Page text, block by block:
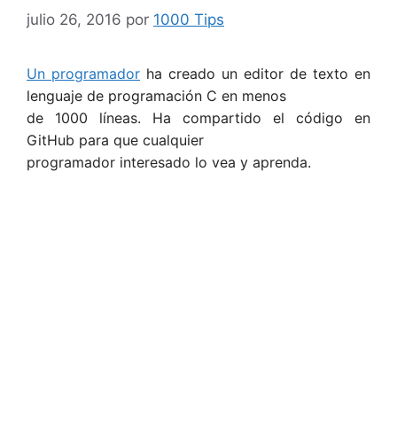
julio 26, 2016 por 1000 Tips
Un programador ha creado un editor de texto en
lenguaje de programación C en menos
de 1000 líneas. Ha compartido el código en
GitHub para que cualquier
programador interesado lo vea y aprenda.